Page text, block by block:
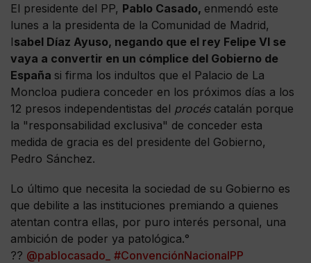
El presidente del PP, Pablo Casado, enmendó este
lunes a la presidenta de la Comunidad de Madrid,
Isabel Díaz Ayuso, negando que el rey Felipe VI se
vaya a convertir en un cómplice del Gobierno de
España si firma los indultos que el Palacio de La
Moncloa pudiera conceder en los próximos días a los
12 presos independentistas del procés catalán porque
la "responsabilidad exclusiva" de conceder esta
medida de gracia es del presidente del Gobierno,
Pedro Sánchez.
Lo último que necesita la sociedad de su Gobierno es
que debilite a las instituciones premiando a quienes
atentan contra ellas, por puro interés personal, una
ambición de poder ya patológica.°
?? @pablocasado_
#ConvenciónNacionalPP